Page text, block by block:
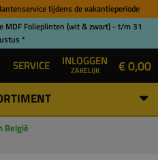
tijdens de vakantieperiode
MDF Folieplinten (wit & zwart) - t/m 31
*
SERVICE INLOGGEN
ZAKELIJK € 0,00
België